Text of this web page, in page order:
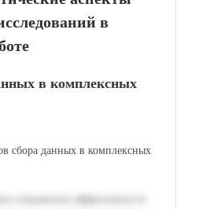
в
в комплексных
сбора данных в комплексных